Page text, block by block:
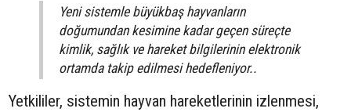
Yeni sistemle büyükbaş hayvanların
doğumundan kesimine kadar geçen süreçte
kimlik, sağlık ve hareket bilgilerinin elektronik
ortamda takip edilmesi hedefleniyor..
Yetkililer, sistemin hayvan hareketlerinin izlenmesi,